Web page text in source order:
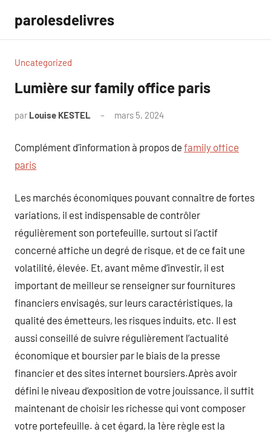
contenu
parolesdelivres
Uncategorized
Lumière sur family office paris
par Louise KESTEL mars 5, 2024
Complément d’information à propos de family office
paris
Les marchés économiques pouvant connaître de fortes
variations, il est indispensable de contrôler
régulièrement son portefeuille, surtout si l’actif
concerné affiche un degré de risque, et de ce fait une
volatilité, élevée. Et, avant même d’investir, il est
important de meilleur se renseigner sur fournitures
financiers envisagés, sur leurs caractéristiques, la
qualité des émetteurs, les risques induits, etc. Il est
aussi conseillé de suivre régulièrement l’actualité
économique et boursier par le biais de la presse
financier et des sites internet boursiers.Après avoir
défini le niveau d’exposition de votre jouissance, il suffit
maintenant de choisir les richesse qui vont composer
votre portefeuille. à cet égard, la 1ère règle est la